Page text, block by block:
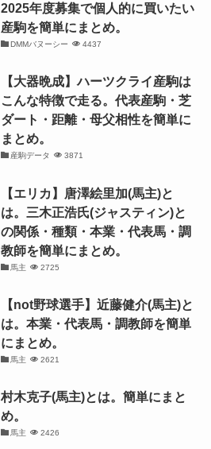
2025年度募集で個人的に買いたい
産駒を簡単にまとめ。
DMMバヌーシー 4437
【大器晩成】ハーツクライ産駒は
こんな特徴で走る。代表産駒・芝
ダート・距離・母父相性を簡単に
まとめ。
産駒データ 3871
【エリカ】唐澤絵里加(馬主)と
は。三木正浩氏(ジャスティン)と
の関係・種類・本業・代表馬・調
教師を簡単にまとめ。
馬主 2725
【not野球選手】近藤健介(馬主)と
は。本業・代表馬・調教師を簡単
にまとめ。
馬主 2621
村木克子(馬主)とは。簡単にまと
め。
馬主 2426